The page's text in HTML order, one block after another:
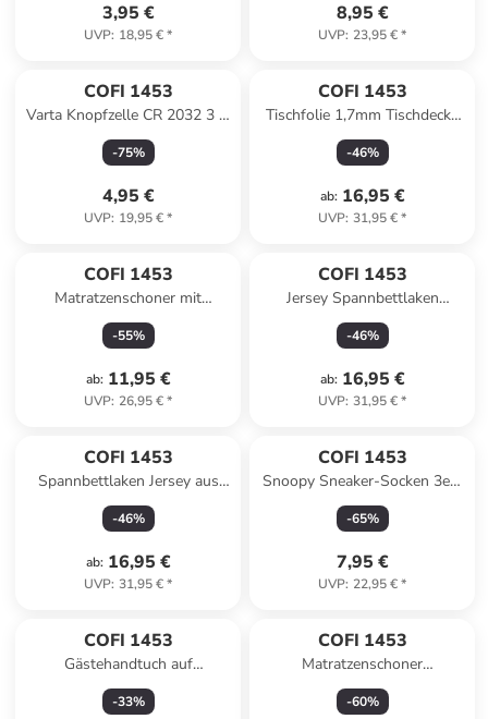
3,95 €
UVP: 18,95 €*
8,95 €
UVP: 23,95 €*
COFI 1453
Varta Knopfzelle CR 2032 3 V
2 St. 220 mAh Lithium-
Batterie in Silber
-75%
4,95 €
UVP: 19,95 €*
COFI 1453
Tischfolie 1,7mm Tischdecke
Tischschutz PVC klar
abwaschbar in Transparent
-46%
ab: 16,95 €
UVP: 31,95 €*
COFI 1453
Matratzenschoner mit
Rundumgummizug
Matratzenauflage in Weiß
-55%
ab: 11,95 €
UVP: 26,95 €*
COFI 1453
Jersey Spannbettlaken
Spannbetttuch 100%
Baumwolle Bettlaken
-46%
ab: 16,95 €
UVP: 31,95 €*
COFI 1453
Spannbettlaken Jersey aus
100% Baumwolle in Anthrazit
-46%
ab: 16,95 €
UVP: 31,95 €*
COFI 1453
Snoopy Sneaker-Socken 3er-
Pack für Damen – Bequem &
Stylisch in mehrfarbig
-65%
7,95 €
UVP: 22,95 €*
COFI 1453
Gästehandtuch auf
Kleiderbügeln, 2er-Set in Grau
-33%
COFI 1453
Matratzenschoner
Wasserdicht und
Atmungsaktiv mit 4
-60%